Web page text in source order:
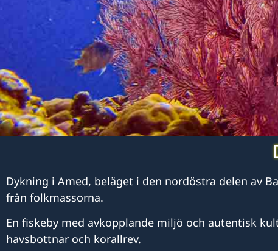
Dykning i Amed, beläget i den nordöstra delen av
från folkmassorna.
En fiskeby med avkopplande miljö och autentisk
havsbottnar och korallrev.